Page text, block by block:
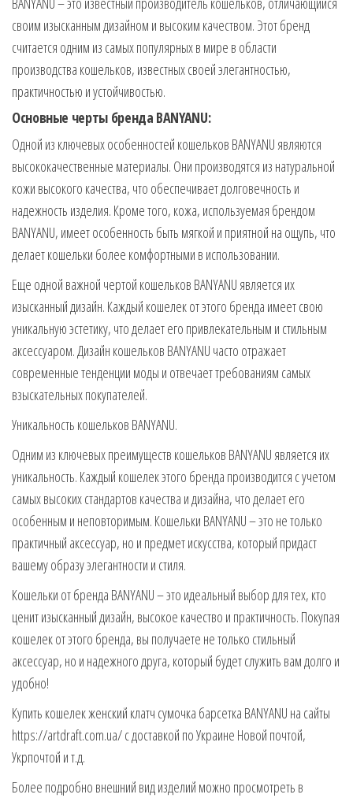
своим изысканным дизайном и высоким качеством. Этот бренд
считается одним из самых популярных в мире в области
производства кошельков, известных своей элегантностью,
практичностью и устойчивостью.
Основные черты бренда BANYANU:
Одной из ключевых особенностей кошельков BANYANU являются
высококачественные материалы. Они производятся из натуральной
кожи высокого качества, что обеспечивает долговечность и
надежность изделия. Кроме того, кожа, используемая брендом
BANYANU, имеет особенность быть мягкой и приятной на ощупь, что
делает кошельки более комфортными в использовании.
Еще одной важной чертой кошельков BANYANU является их
изысканный дизайн. Каждый кошелек от этого бренда имеет свою
уникальную эстетику, что делает его привлекательным и стильным
аксессуаром. Дизайн кошельков BANYANU часто отражает
современные тенденции моды и отвечает требованиям самых
взыскательных покупателей.
Уникальность кошельков BANYANU.
Одним из ключевых преимуществ кошельков BANYANU является их
уникальность. Каждый кошелек этого бренда производится с учетом
самых высоких стандартов качества и дизайна, что делает его
особенным и неповторимым. Кошельки BANYANU – это не только
практичный аксессуар, но и предмет искусства, который придаст
вашему образу элегантности и стиля.
Кошельки от бренда BANYANU – это идеальный выбор для тех, кто
ценит изысканный дизайн, высокое качество и практичность. Покупая
кошелек от этого бренда, вы получаете не только стильный
аксессуар, но и надежного друга, который будет служить вам долго и
удобно!
Купить кошелек женский клатч сумочка барсетка BANYANU на сайты
https://artdraft.com.ua/ с доставкой по Украине Новой почтой,
Укрпочтой и т.д.
Более подробно внешний вид изделий можно просмотреть в